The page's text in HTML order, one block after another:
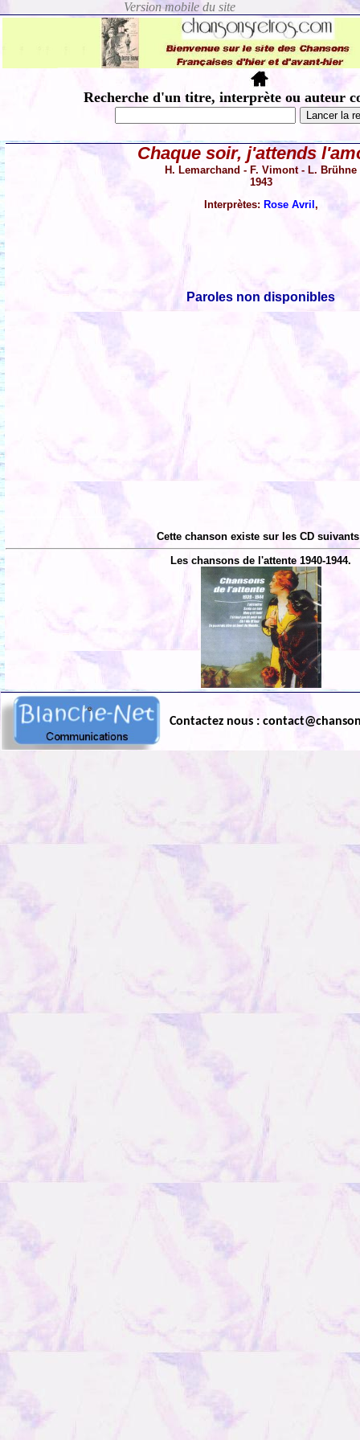
Recherche d'un titre, interprète ou auteur
Chaque soir, j'attends
H. Lemarchand - F. Vimont - L. Brühne
1943
Interprètes: Rose Avril ,
Paroles non disponibles
Cette chanson existe sur les CD
Les chansons de l'attente 1940-1944.
Contactez nous :